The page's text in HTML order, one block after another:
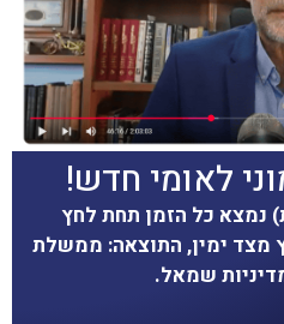
לאומי חדש!
נמצא כל הזמן תחת לחץ
ימין, התוצאה: ממשלת
שמאל.